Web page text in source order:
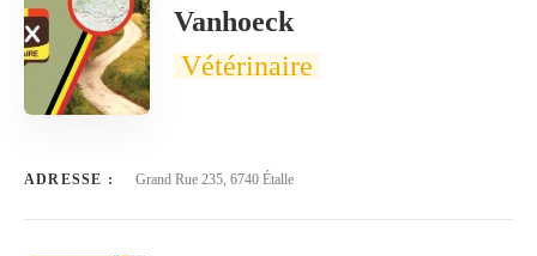
Vanhoeck
Vétérinaire
ADRESSE : Grand Rue 235, 6740 Étalle